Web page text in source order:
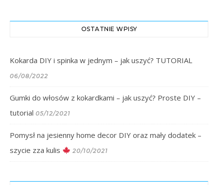
OSTATNIE WPISY
Kokarda DIY i spinka w jednym – jak uszyć? TUTORIAL
06/08/2022
Gumki do włosów z kokardkami – jak uszyć? Proste DIY –
tutorial 05/12/2021
Pomysł na jesienny home decor DIY oraz mały dodatek –
szycie zza kulis
20/10/2021